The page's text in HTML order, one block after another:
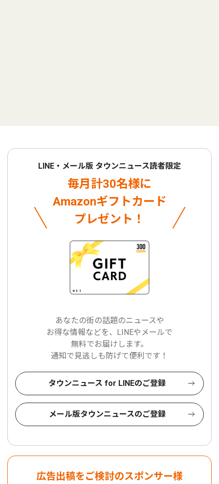
LINE・メール版 タウンニュース読者限定
毎月計30名様に
Amazonギフトカード
プレゼント！
あなたの街の話題のニュースや
お得な情報などを、LINEやメールで
無料でお届けします。
通知で見逃しも防げて便利です！
タウンニュース for LINEのご登録
メール版タウンニュースのご登録
広告出稿をご検討のスポンサー様